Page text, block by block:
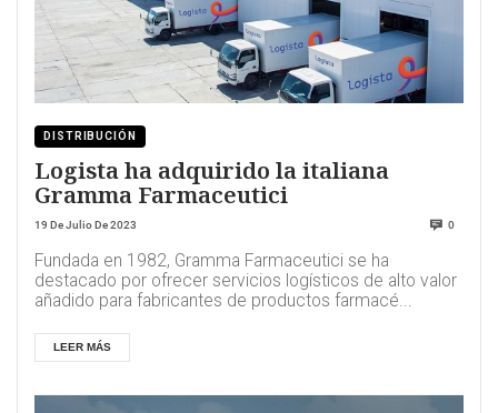
DISTRIBUCIÓN
Logista ha adquirido la italiana
Gramma Farmaceutici
19 De Julio De 2023 0
Fundada en 1982, Gramma Farmaceutici se ha
destacado por ofrecer servicios logísticos de alto valor
añadido para fabricantes de productos farmacé...
LEER MÁS